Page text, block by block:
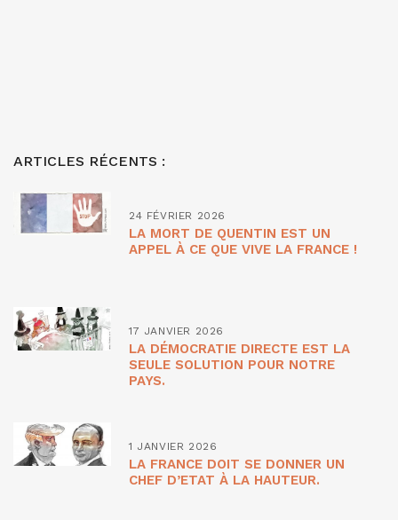
ARTICLES RÉCENTS :
24 FÉVRIER 2026
LA MORT DE QUENTIN EST UN
APPEL À CE QUE VIVE LA FRANCE !
17 JANVIER 2026
LA DÉMOCRATIE DIRECTE EST LA
SEULE SOLUTION POUR NOTRE
PAYS.
1 JANVIER 2026
LA FRANCE DOIT SE DONNER UN
CHEF D’ETAT À LA HAUTEUR.